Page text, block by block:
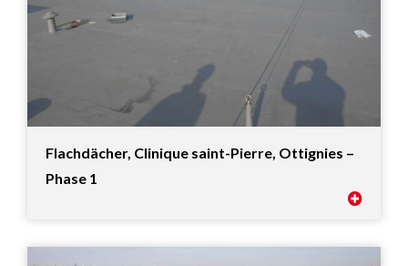
Flachdächer, Clinique saint-Pierre, Ottignies –
Phase 1